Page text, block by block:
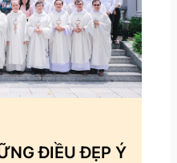
ĐIỀU ĐẸP Ý